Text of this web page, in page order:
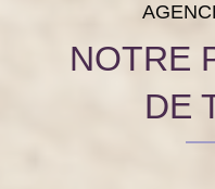
NOTRE
DE